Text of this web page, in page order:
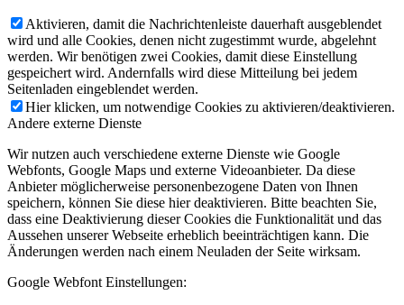
Aktivieren, damit die Nachrichtenleiste dauerhaft ausgeblendet
wird und alle Cookies, denen nicht zugestimmt wurde, abgelehnt
werden. Wir benötigen zwei Cookies, damit diese Einstellung
gespeichert wird. Andernfalls wird diese Mitteilung bei jedem
Seitenladen eingeblendet werden.
Hier klicken, um notwendige Cookies zu aktivieren/deaktivieren.
Andere externe Dienste
Wir nutzen auch verschiedene externe Dienste wie Google
Webfonts, Google Maps und externe Videoanbieter. Da diese
Anbieter möglicherweise personenbezogene Daten von Ihnen
speichern, können Sie diese hier deaktivieren. Bitte beachten Sie,
dass eine Deaktivierung dieser Cookies die Funktionalität und das
Aussehen unserer Webseite erheblich beeinträchtigen kann. Die
Änderungen werden nach einem Neuladen der Seite wirksam.
Google Webfont Einstellungen: